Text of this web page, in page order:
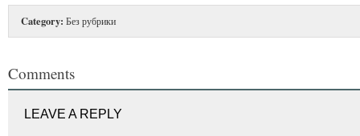
Category: Без рубрики
Comments
LEAVE A REPLY